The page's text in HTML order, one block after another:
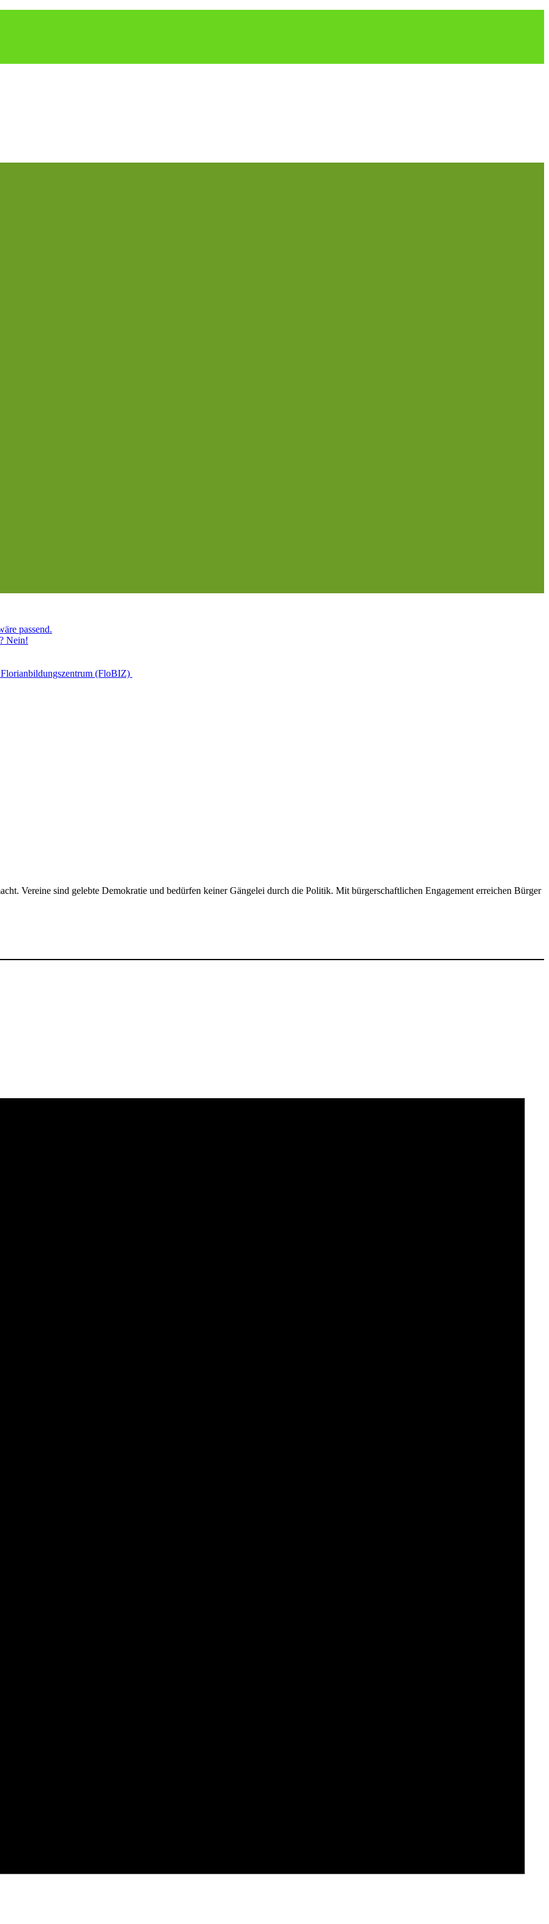
passend.
Nein!
(FloBIZ)
Vereine sind gelebte Demokratie und bedürfen keiner Gängelei durch die Politik. Mit bürgerschaftlichen Engagement erreichen Bürger